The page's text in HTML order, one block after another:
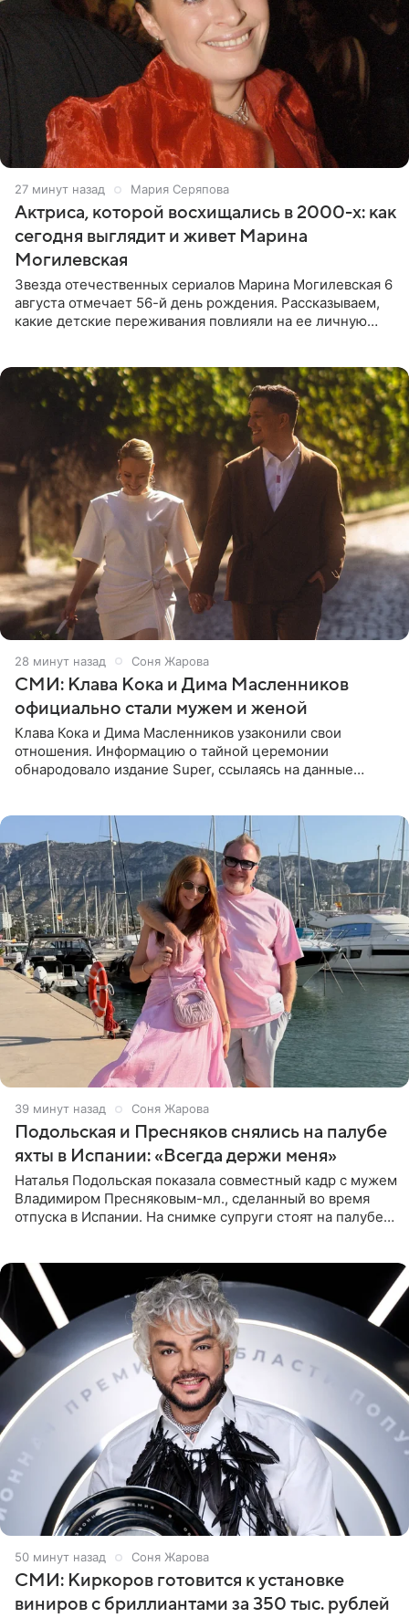
27 минут назад Мария Серяпова
Актриса, которой восхищались в 2000-х: как
сегодня выглядит и живет Марина
Могилевская
Звезда отечественных сериалов Марина Могилевская 6
августа отмечает 56-й день рождения. Рассказываем,
какие детские переживания повлияли на ее личную
28 минут назад Соня Жарова
СМИ: Клава Кока и Дима Масленников
официально стали мужем и женой
Клава Кока и Дима Масленников узаконили свои
отношения. Информацию о тайной церемонии
обнародовало издание Super, ссылаясь на данные
39 минут назад Соня Жарова
Подольская и Пресняков снялись на палубе
яхты в Испании: «Всегда держи меня»
Наталья Подольская показала совместный кадр с мужем
Владимиром Пресняковым-мл., сделанный во время
отпуска в Испании. На снимке супруги стоят на палубе
50 минут назад Соня Жарова
СМИ: Киркоров готовится к установке
виниров с бриллиантами за 350 тыс. рублей